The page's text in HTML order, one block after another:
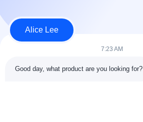
लोकप्रिय श्रेणियां
Alice Lee
7:23 AM
Good day, what product are you looking for?